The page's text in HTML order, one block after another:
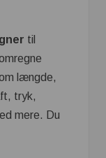
til
længde,
tryk,
mere. Du